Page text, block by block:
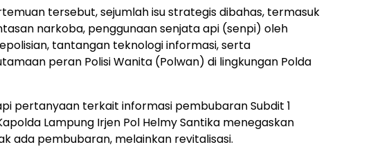
tersebut, sejumlah isu strategis dibahas, termasuk
narkoba, penggunaan senjata api (senpi) oleh
tantangan teknologi informasi, serta
peran Polisi Wanita (Polwan) di lingkungan Polda
pertanyaan terkait informasi pembubaran Subdit 1
Lampung Irjen Pol Helmy Santika menegaskan
ada pembubaran, melainkan revitalisasi.